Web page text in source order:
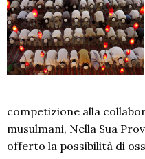
competizione alla
musulmani, Nella Sua
offerto la possibilità di